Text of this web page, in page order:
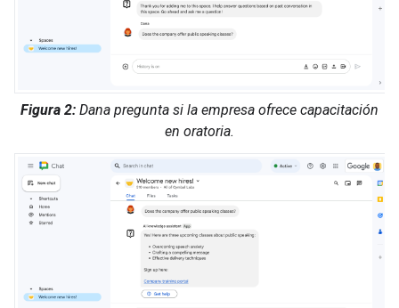
Figura 2: Dana pregunta si la empresa ofrece capacitación
en oratoria.